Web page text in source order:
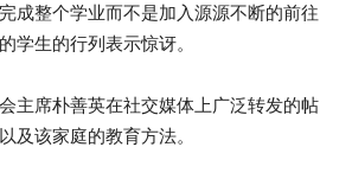
成整个学业而不是加入源源不断的前往
学生的行列表示惊讶。
主席朴善英在社交媒体上广泛转发的帖
及该家庭的教育方法。